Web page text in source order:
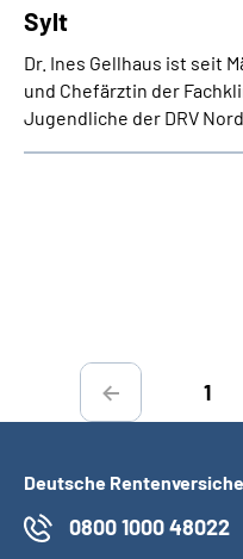
Sylt
Dr. Ines Gellhaus ist seit
und Chefärztin der
Jugendliche der DRV Nord.
1
Deutsche
0800 1000 48022